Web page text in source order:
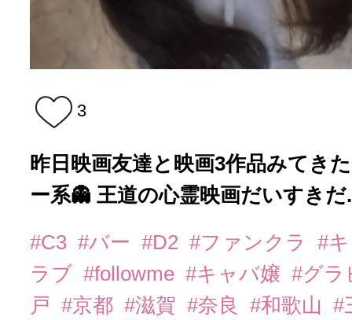
3
昨日映画友達と映画3作品みてき
ー系👻 王道の心霊映画だいすきだ
#C3 #バー #D2 #ファンクラ
#
ラブ #followme #キャバ嬢 #グ
戸 #京都 #滋賀 #奈良 #和歌山 #